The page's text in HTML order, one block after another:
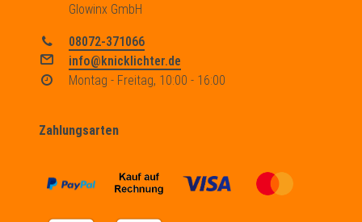
Glowinx GmbH
08072-371066
info@knicklichter.de
Montag - Freitag, 10:00 - 16:00
Zahlungsarten